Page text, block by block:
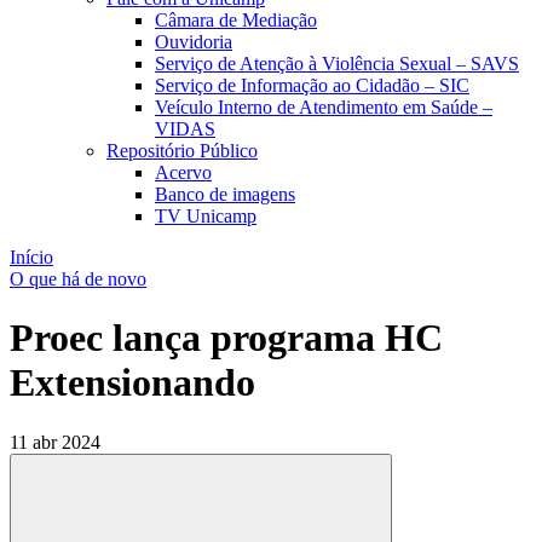
Câmara de Mediação
Ouvidoria
Serviço de Atenção à Violência Sexual – SAVS
Serviço de Informação ao Cidadão – SIC
Veículo Interno de Atendimento em Saúde –
VIDAS
Repositório Público
Acervo
Banco de imagens
TV Unicamp
Início
O que há de novo
Proec lança programa HC
Extensionando
11 abr 2024